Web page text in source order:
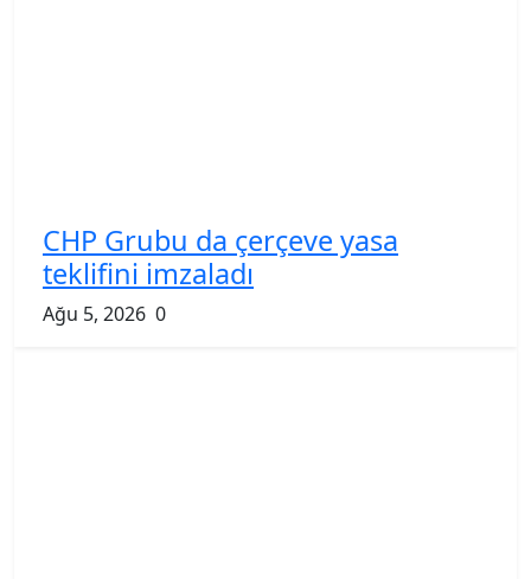
CHP Grubu da çerçeve yasa
teklifini imzaladı
Ağu 5, 2026 0